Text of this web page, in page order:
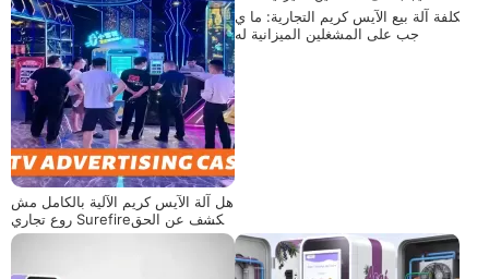
هل آلة الآيس كريم الآلية بالكامل مش
روع تجاري Surefire؟يكشف عن الحق
يقة
تكلفة آلة بيع الآيس كريم التجارية: ما ي
جب على المشغلين الميزانية له